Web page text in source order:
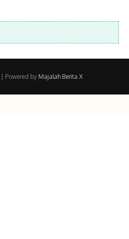
| Powered by Majalah Berita X